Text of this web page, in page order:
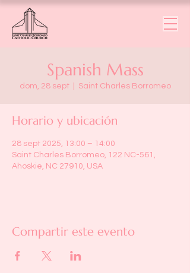
Spanish Mass
dom, 28 sept
  |
Saint Charles Borromeo
Horario y ubicación
28 sept 2025, 13:00 – 14:00
Saint Charles Borromeo, 122 NC-561,
Ahoskie, NC 27910, USA
Compartir este evento